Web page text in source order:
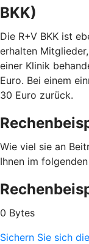
BKK)
Die R+V BKK ist
erhalten
einer Klinik
Euro. Bei einem
30 Euro zurück.
Wie viel sie an
Ihnen im
0 Bytes
Sichern Sie sich